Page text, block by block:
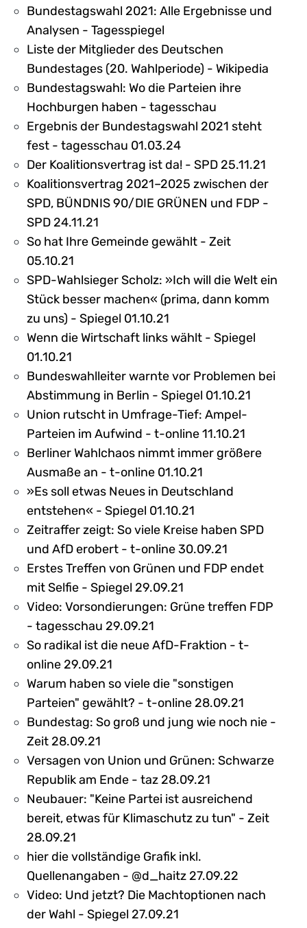
Bundestagswahl 2021: Alle Ergebnisse und
Analysen - Tagesspiegel
Liste der Mitglieder des Deutschen
Bundestages (20. Wahlperiode) - Wikipedia
Bundestagswahl: Wo die Parteien ihre
Hochburgen haben - tagesschau
Ergebnis der Bundestagswahl 2021 steht
fest - tagesschau 01.03.24
Der Koalitionsvertrag ist da! - SPD 25.11.21
Koalitionsvertrag 2021–2025 zwischen der
SPD, BÜNDNIS 90/DIE GRÜNEN und FDP -
SPD 24.11.21
So hat Ihre Gemeinde gewählt - Zeit
05.10.21
SPD-Wahlsieger Scholz: »Ich will die Welt ein
Stück besser machen« (prima, dann komm
zu uns) - Spiegel 01.10.21
Wenn die Wirtschaft links wählt - Spiegel
01.10.21
Bundeswahlleiter warnte vor Problemen bei
Abstimmung in Berlin - Spiegel 01.10.21
Union rutscht in Umfrage-Tief: Ampel-
Parteien im Aufwind - t-online 11.10.21
Berliner Wahlchaos nimmt immer größere
Ausmaße an - t-online 01.10.21
»Es soll etwas Neues in Deutschland
entstehen« - Spiegel 01.10.21
Zeitraffer zeigt: So viele Kreise haben SPD
und AfD erobert - t-online 30.09.21
Erstes Treffen von Grünen und FDP endet
mit Selfie - Spiegel 29.09.21
Video: Vorsondierungen: Grüne treffen FDP
- tagesschau 29.09.21
So radikal ist die neue AfD-Fraktion - t-
online 29.09.21
Warum haben so viele die "sonstigen
Parteien" gewählt? - t-online 28.09.21
Bundestag: So groß und jung wie noch nie -
Zeit 28.09.21
Versagen von Union und Grünen: Schwarze
Republik am Ende - taz 28.09.21
Neubauer: "Keine Partei ist ausreichend
bereit, etwas für Klimaschutz zu tun" - Zeit
28.09.21
hier die vollständige Grafik inkl.
Quellenangaben - @d_haitz 27.09.22
Video: Und jetzt? Die Machtoptionen nach
der Wahl - Spiegel 27.09.21